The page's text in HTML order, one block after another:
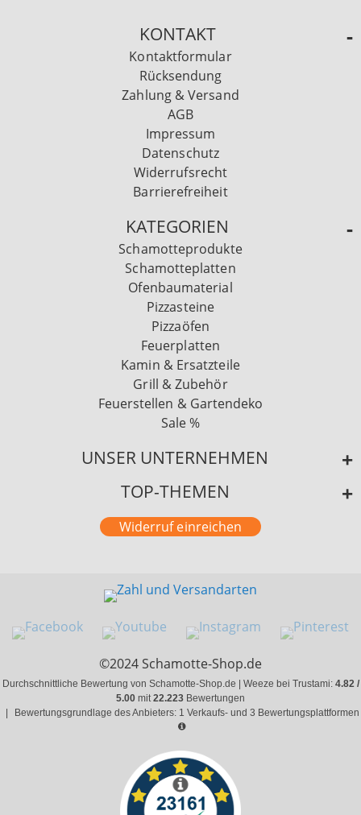
KONTAKT
Kontaktformular
Rücksendung
Zahlung & Versand
AGB
Impressum
Datenschutz
Widerrufsrecht
Barrierefreiheit
KATEGORIEN
Schamotteprodukte
Schamotteplatten
Ofenbaumaterial
Pizzasteine
Pizzaöfen
Feuerplatten
Kamin & Ersatzteile
Grill & Zubehör
Feuerstellen & Gartendeko
Sale %
UNSER UNTERNEHMEN
TOP-THEMEN
Widerruf einreichen
©2024 Schamotte-Shop.de
Durchschnittliche Bewertung von Schamotte-Shop.de | Weeze bei Trustami: 4.82 /
5.00 mit22.223 Bewertungen
Bewertungsgrundlage des Anbieters: 1 Verkaufs- und 3 Bewertungsplattformen